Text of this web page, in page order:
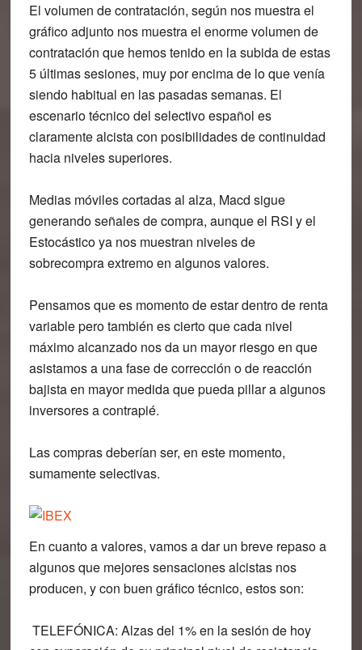
El volumen de contratación, según nos muestra el
gráfico adjunto nos muestra el enorme volumen de
contratación que hemos tenido en la subida de estas
5 últimas sesiones, muy por encima de lo que venía
siendo habitual en las pasadas semanas. El
escenario técnico del selectivo español es
claramente alcista con posibilidades de continuidad
hacia niveles superiores.
Medias móviles cortadas al alza, Macd sigue
generando señales de compra, aunque el RSI y el
Estocástico ya nos muestran niveles de
sobrecompra extremo en algunos valores.
Pensamos que es momento de estar dentro de renta
variable pero también es cierto quecada nivel
máximo alcanzado nos da un mayor riesgoen que
asistamos a una fase de corrección o de reacción
bajista en mayor medida que pueda pillar a algunos
inversores a contrapié.
Las compras deberían ser, en este momento,
sumamente selectivas.
En cuanto a valores, vamos a dar un breve repaso a
algunos que mejores sensaciones alcistas nos
producen, y con buen gráfico técnico, estos son:
TELEFÓNICA: Alzas del 1% en la sesión de hoy